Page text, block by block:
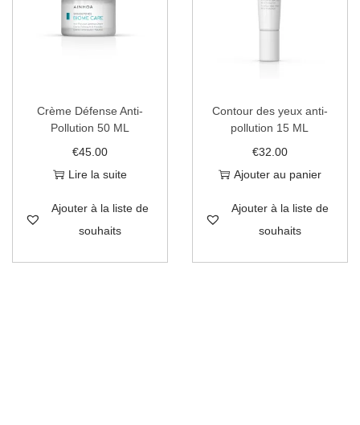
Crème Défense Anti-
Pollution 50 ML
€45.00
Lire la suite
Ajouter à la liste de
souhaits
Contour des yeux anti-
pollution 15 ML
€32.00
Ajouter au panier
Ajouter à la liste de
souhaits